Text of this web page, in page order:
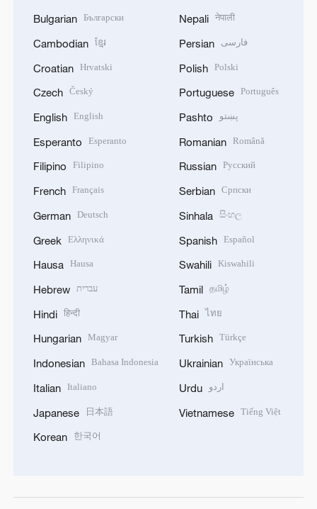
Bulgarian Български
Cambodian ខ្មែរ
Croatian Hrvatski
Czech Český
English English
Esperanto Esperanto
Filipino Filipino
French Français
German Deutsch
Greek Ελληνικά
Hausa Hausa
Hebrew עברית
Hindi हिन्दी
Hungarian Magyar
Indonesian Bahasa Indonesia
Italian Italiano
Japanese 日本語
Korean 한국어
Nepali नेपाली
Persian فارسی
Polish Polski
Portuguese Português
Pashto پښتو
Romanian Română
Russian Русский
Serbian Српски
Sinhala සිංහල
Spanish Español
Swahili Kiswahili
Tamil தமிழ்
Thai ไทย
Turkish Türkçe
Ukrainian Українська
Urdu اردو
Vietnamese Tiếng Việt